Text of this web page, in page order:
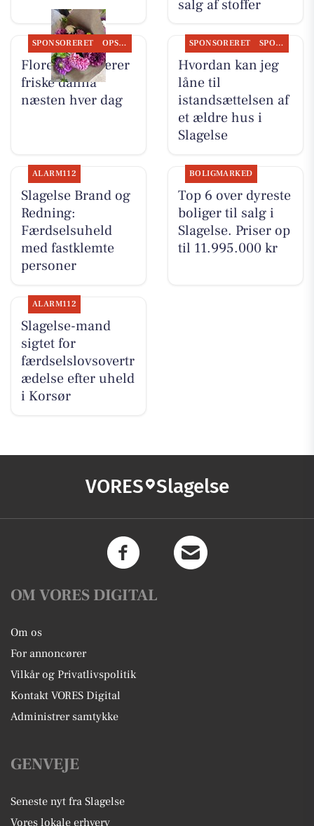
salg af stoffer
SPONSORERET OPSLAGSTAVLEN
Flore Vida skærer
friske dahlia
næsten hver dag
SPONSORERET SPONSORERET INDHOLD
Hvordan kan jeg
låne til
istandsættelsen af
et ældre hus i
Slagelse
ALARM112
Slagelse Brand og
Redning:
Færdselsuheld
med fastklemte
personer
BOLIGMARKED
Top 6 over dyreste
boliger til salg i
Slagelse. Priser op
til 11.995.000 kr
ALARM112
Slagelse-mand
sigtet for
færdselslovsovertr
ædelse efter uheld
i Korsør
VORES Slagelse
OM VORES DIGITAL
Om os
For annoncører
Vilkår og Privatlivspolitik
Kontakt VORES Digital
Administrer samtykke
GENVEJE
Seneste nyt fra Slagelse
Vores lokale erhverv